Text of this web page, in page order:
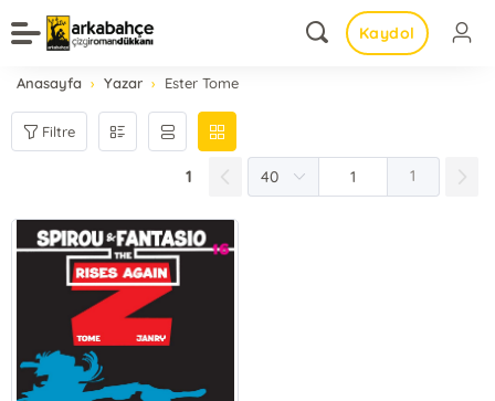
Kaydol
Anasayfa Yazar Ester Tome
Filtre
1 1